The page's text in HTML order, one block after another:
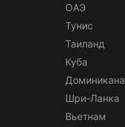
ОАЭ
Тунис
Таиланд
Куба
Доминикана
Шри-Ланка
Вьетнам